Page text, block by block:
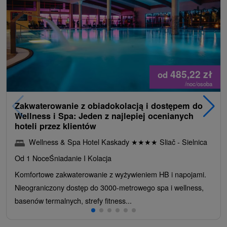
od 485,22 zł
/noc/osoba
Zakwaterowanie z obiadokolacją i dostępem do
Wellness i Spa: Jeden z najlepiej ocenianych
hoteli przez klientów
Wellness & Spa Hotel Kaskady ★★★★ Sliač - Sielnica
Od 1 NoceŚniadanie I Kolacja
Komfortowe zakwaterowanie z wyżywieniem HB i napojami.
Nieograniczony dostęp do 3000-metrowego spa i wellness,
basenów termalnych, strefy fitness...